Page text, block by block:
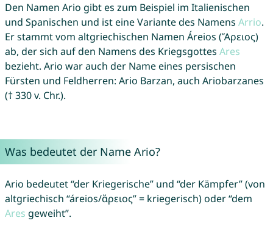
Den Namen Ario gibt es zum Beispiel im Italienischen
und Spanischen und ist eine Variante des Namens Arrio.
Er stammt vom altgriechischen Namen Áreios (Ἄρειος)
ab, der sich auf den Namens des Kriegsgottes Ares
bezieht. Ario war auch der Name eines persischen
Fürsten und Feldherren: Ario Barzan, auch Ariobarzanes
(† 330 v. Chr.).
Was bedeutet der Name Ario?
Ario bedeutet “der Kriegerische” und “der Kämpfer” (von
altgriechisch “áreios/ἄρειος” = kriegerisch) oder “dem
Ares geweiht”.